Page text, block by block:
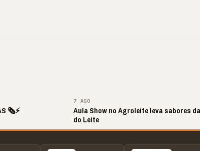
🗞️⚡
7 AGO
Aula Show no Agroleite leva sabores
do Leite